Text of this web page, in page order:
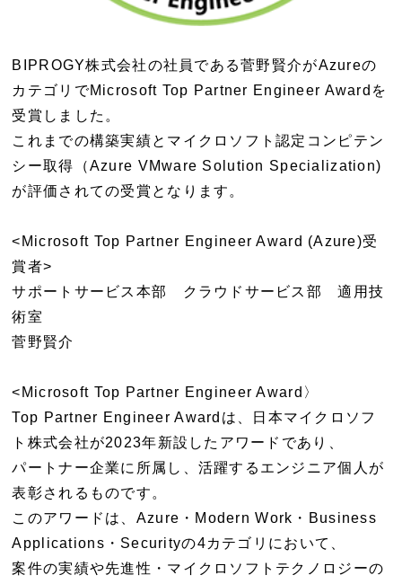
BIPROGY株式会社の社員である菅野賢介がAzureの
カテゴリでMicrosoft Top Partner Engineer Awardを
受賞しました。
これまでの構築実績とマイクロソフト認定コンピテン
シー取得（Azure VMware Solution Specialization)
が評価されての受賞となります。
<Microsoft Top Partner Engineer Award (Azure)受
賞者>
サポートサービス本部 クラウドサービス部 適用技
術室
菅野賢介
<Microsoft Top Partner Engineer Award〉
Top Partner Engineer Awardは、日本マイクロソフ
ト株式会社が2023年新設したアワードであり、
パートナー企業に所属し、活躍するエンジニア個人が
表彰されるものです。
このアワードは、Azure・Modern Work・Business
Applications・Securityの4カテゴリにおいて、
案件の実績や先進性・マイクロソフトテクノロジーの